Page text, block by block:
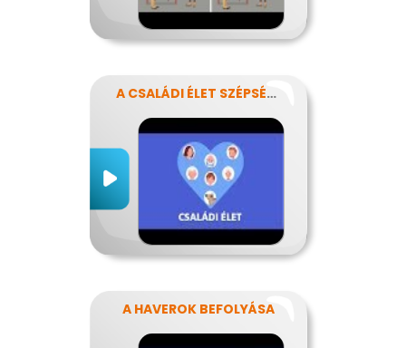
A CSALÁDI ÉLET SZÉPSÉGEI ÉS NEHÉZSÉGEI
A HAVEROK BEFOLYÁSA